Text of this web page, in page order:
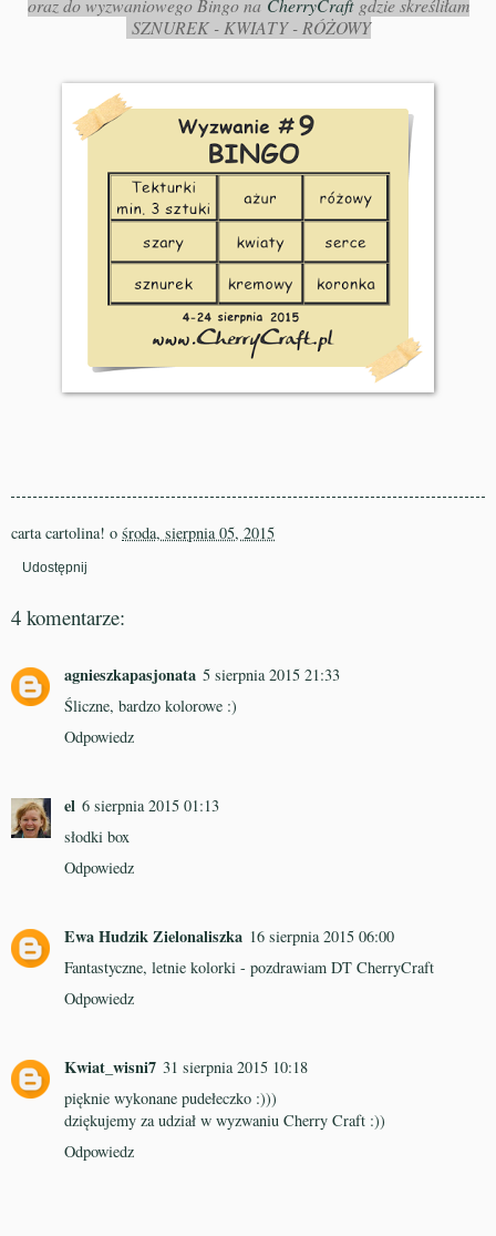
oraz do wyzwaniowego Bingo na CherryCraftgdzie skreśliłam
SZNUREK - KWIATY - RÓŻOWY
carta cartolina! o środa, sierpnia 05, 2015
Udostępnij
4 komentarze:
agnieszkapasjonata 5 sierpnia 2015 21:33
Śliczne, bardzo kolorowe :)
Odpowiedz
el 6 sierpnia 2015 01:13
słodki box
Odpowiedz
Ewa Hudzik Zielonaliszka 16 sierpnia 2015 06:00
Fantastyczne, letnie kolorki - pozdrawiam DT CherryCraft
Odpowiedz
Kwiat_wisni7 31 sierpnia 2015 10:18
pięknie wykonane pudełeczko :)))
dziękujemy za udział w wyzwaniu Cherry Craft :))
Odpowiedz